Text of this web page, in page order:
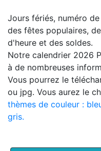
Jours fériés, numéro
des fêtes populaires,
d'heure et des soldes.
Notre calendrier 2026
à de nombreuses
Vous pourrez le
ou jpg. Vous aurez le
thèmes de couleur :
gris.